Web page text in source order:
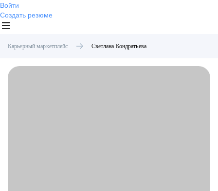
Войти
Создать резюме
Карьерный маркетплейс Светлана Кондратьева